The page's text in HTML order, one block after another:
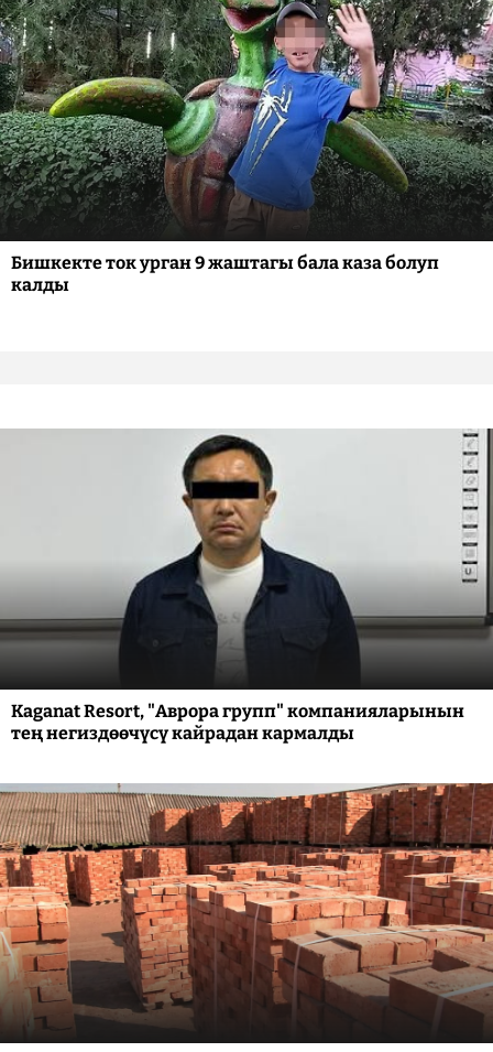
Бишкекте ток урган 9 жаштагы бала каза болуп
калды
Kaganat Resort, "Аврора групп" компанияларынын
тең негиздөөчүсү кайрадан кармалды